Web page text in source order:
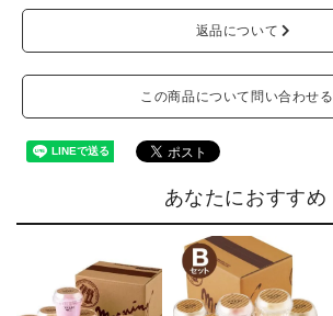
返品について
この商品について問い合わせる
あなたにおすすめ